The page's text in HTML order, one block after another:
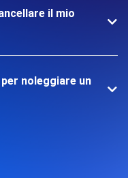
il mio
noleggiare un